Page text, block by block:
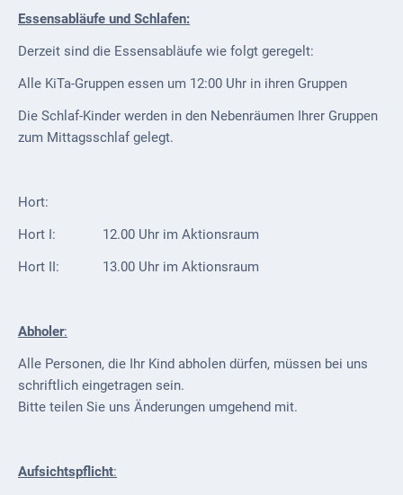
Infos
Essensabläufe und Schlafen:
Derzeit sind die Essensabläufe wie folgt geregelt:
Alle KiTa-Gruppen essen um 12:00 Uhr in ihren Gruppen
Die Schlaf-Kinder werden in den Nebenräumen Ihrer Gruppen
zum Mittagsschlaf gelegt.
Hort:
Hort I: 12.00 Uhr im Aktionsraum
Hort II: 13.00 Uhr im Aktionsraum
Abholer:
Alle Personen, die Ihr Kind abholen dürfen, müssen bei uns
schriftlich eingetragen sein.
Bitte teilen Sie uns Änderungen umgehend mit.
Aufsichtspflicht: